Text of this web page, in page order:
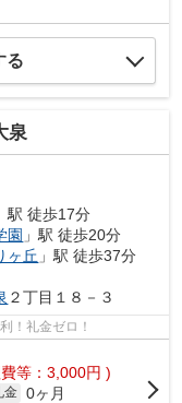
る
泉
駅 徒歩17分
園 」駅 徒歩20分
ヶ丘 」駅 徒歩37分
２丁目１８－３
！礼金ゼロ！
等：3,000円 )
金 0ヶ月